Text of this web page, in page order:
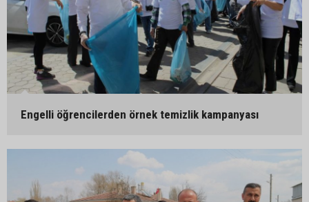
Engelli öğrencilerden örnek temizlik kampanyası